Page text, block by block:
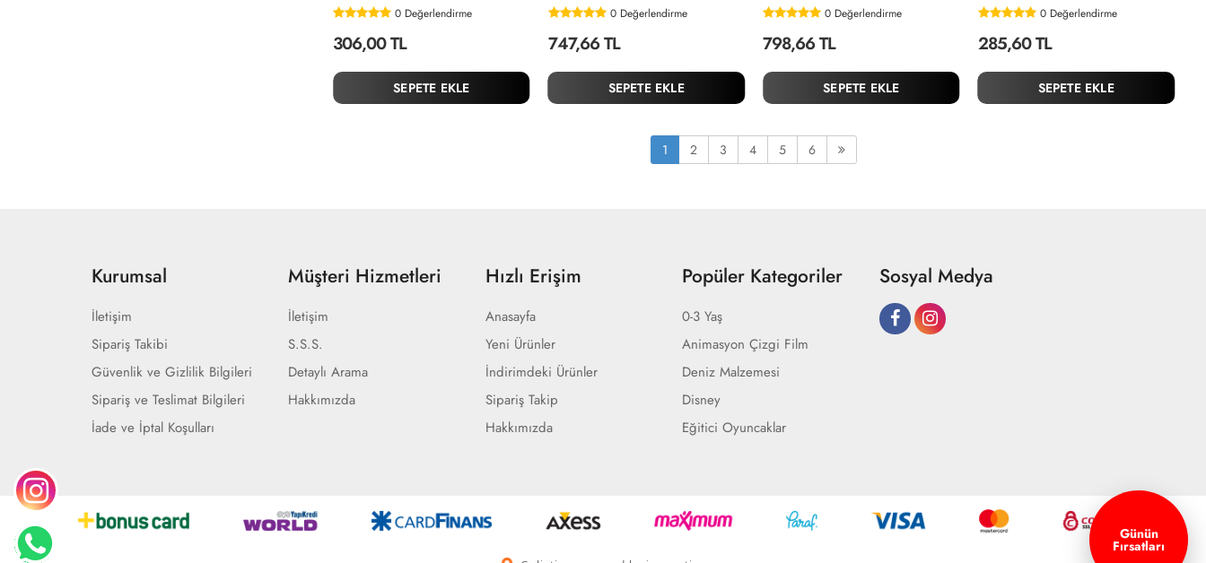
0 Değerlendirme
306,00 TL
SEPETE EKLE
0 Değerlendirme
747,66 TL
SEPETE EKLE
0 Değerlendirme
798,66 TL
SEPETE EKLE
0 Değerlendirme
285,60 TL
SEPETE EKLE
1 2 3 4 5 6
Kurumsal
İletişim
Sipariş Takibi
Güvenlik ve Gizlilik Bilgileri
Sipariş ve Teslimat Bilgileri
İade ve İptal Koşulları
Müşteri Hizmetleri
İletişim
S.S.S.
Detaylı Arama
Hakkımızda
Hızlı Erişim
Anasayfa
Yeni Ürünler
İndirimdeki Ürünler
Sipariş Takip
Hakkımızda
Popüler Kategoriler
0-3 Yaş
Animasyon Çizgi Film
Deniz Malzemesi
Disney
Eğitici Oyuncaklar
Sosyal Medya
Günün
Fırsatları